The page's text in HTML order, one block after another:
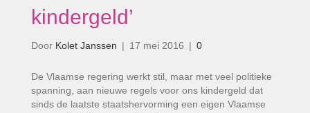
kindergeld’
Door Kolet Janssen | 17 mei 2016 | 0
De Vlaamse regering werkt stil, maar met veel politieke
spanning, aan nieuwe regels voor ons kindergeld dat
sinds de laatste staatshervorming een eigen Vlaamse